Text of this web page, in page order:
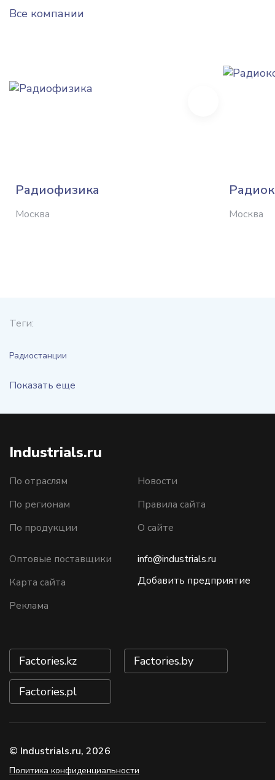
Все компании
Радиофизика
Москва Москва
Теги:
Радиостанции
Показать еще
Industrials.ru
По отраслям
По регионам
По продукции
Новости
Правила сайта
О сайте
Оптовые поставщики
Карта сайта
Реклама
info@industrials.ru
Добавить предприятие
Factories.kz Factories.by
Factories.pl
© Industrials.ru, 2026
Политика конфиденциальности